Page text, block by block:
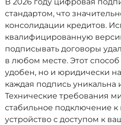
стандартом, что
консолидации кредитов.
квалифицированную
подписывать договоры
в любом месте. Этот
удобен, но и юридически
каждая подпись уникальна
Технические требования
стабильное подключение к
устройство с доступом к